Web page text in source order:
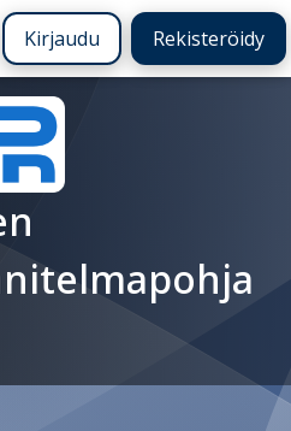
Kirjaudu Rekisteröidy